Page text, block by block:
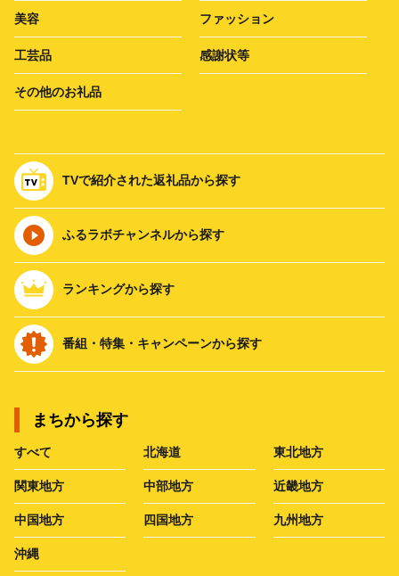
美容 ファッション
工芸品 感謝状等
その他のお礼品
TVで紹介された返礼品から探す
ふるラボチャンネルから探す
ランキングから探す
番組・特集・キャンペーンから探す
まちから探す
すべて 北海道 東北地方
関東地方 中部地方 近畿地方
中国地方 四国地方 九州地方
沖縄